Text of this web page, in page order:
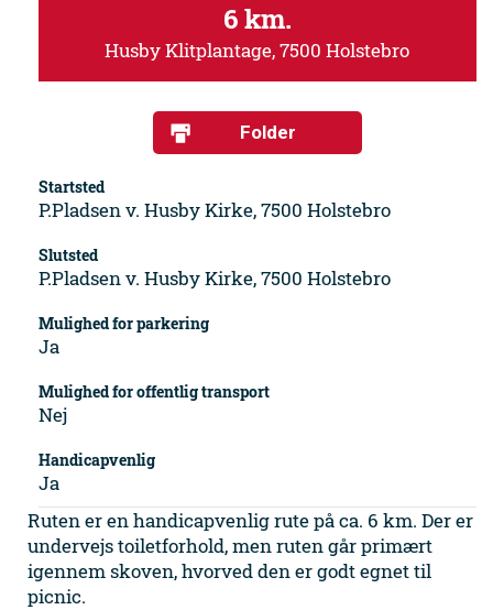
6 km.
Husby Klitplantage, 7500 Holstebro
Folder
Startsted
P.Pladsen v. Husby Kirke, 7500 Holstebro
Slutsted
P.Pladsen v. Husby Kirke, 7500 Holstebro
Mulighed for parkering
Ja
Mulighed for offentlig transport
Nej
Handicapvenlig
Ja
Ruten er en handicapvenlig rute på ca. 6 km. Der er
undervejs toiletforhold, men ruten går primært
igennem skoven, hvorved den er godt egnet til
picnic.